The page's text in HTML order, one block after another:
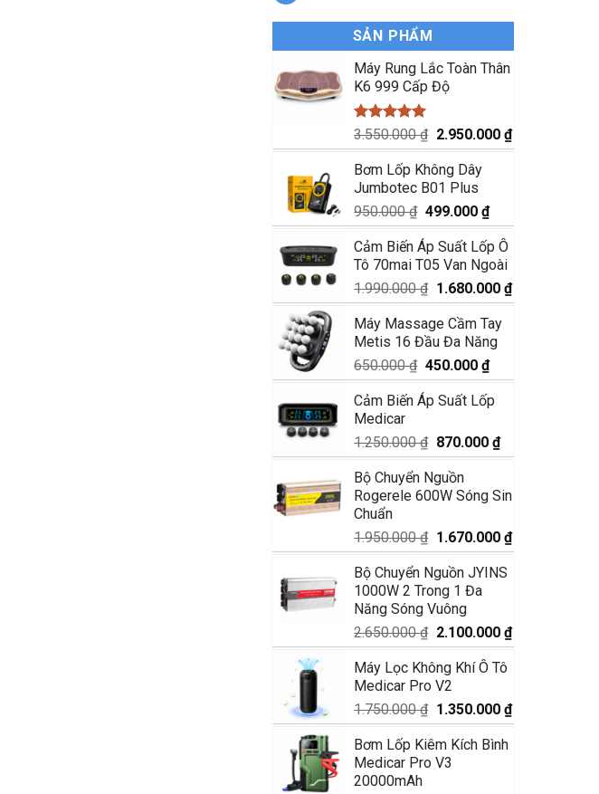
SẢN PHẨM
Máy Rung Lắc Toàn Thân
K6 999 Cấp Độ
Được xếp
hạng5.00
5 sao
3.550.000₫ Giá
gốc
là:
3.550.000 ₫.
2.950.000₫Giá
hiện
Bơm Lốp Không Dây
Jumbotec B01 Plus
950.000₫ Giá
gốc
là:
950.000 ₫.
499.000₫Giá
hiện
tại
là:
499.000 ₫.
Cảm Biến Áp Suất Lốp Ô
Tô 70mai T05 Van Ngoài
1.990.000₫ Giá
gốc
là:
1.990.000 ₫.
1.680.000₫Giá
hiện
Máy Massage Cầm Tay
Metis 16 Đầu Đa Năng
650.000₫ Giá
gốc
là:
450.000₫Giá
hiện
tại
450.000 ₫.
Cảm Biến Áp Suất Lốp
Medicar
1.250.000₫ Giá
gốc
là:
1.250.000 ₫.
870.000₫Giá
hiện
là:
Bộ Chuyển Nguồn
Rogerele 600W Sóng Sin
Chuẩn
1.950.000₫ Giá
gốc
là:
1.950.000 ₫.
1.670.000₫Giá
hiện
Bộ Chuyển Nguồn JYINS
1000W 2 Trong 1 Đa
Năng Sóng Vuông
2.650.000₫ Giá
gốc
là:
2.650.000 ₫.
2.100.000₫Giá
hiện
2.100.000 ₫.
Máy Lọc Không Khí Ô Tô
Medicar Pro V2
1.750.000₫ Giá
gốc
là:
1.750.000 ₫.
1.350.000₫Giá
hiện
Bơm Lốp Kiêm Kích Bình
Medicar Pro V3
20000mAh